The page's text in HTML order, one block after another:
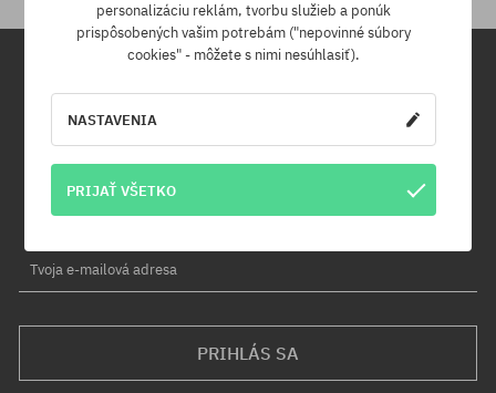
nových produktoch a propagačných akciách!
Navyše získaš zľavový kód -5 % na celú objednávku!
Tvoja e-mailová adresa
PRIHLÁS SA
personalizáciu reklám, tvorbu služieb a ponúk
prispôsobených vašim potrebám ("nepovinné súbory
cookies" - môžete s nimi nesúhlasiť).
NASTAVENIA
PRIJAŤ VŠETKO